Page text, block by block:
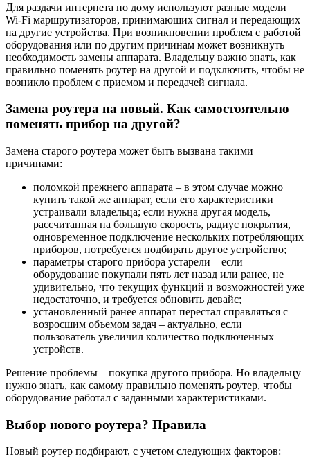
Для раздачи интернета по дому используют разные модели
Wi-Fi маршрутизаторов, принимающих сигнал и передающих
на другие устройства. При возникновении проблем с работой
оборудования или по другим причинам может возникнуть
необходимость замены аппарата. Владельцу важно знать, как
правильно поменять роутер на другой и подключить, чтобы не
возникло проблем с приемом и передачей сигнала.
Замена роутера на новый. Как самостоятельно
поменять прибор на другой?
Замена старого роутера может быть вызвана такими
причинами:
поломкой прежнего аппарата – в этом случае можно
купить такой же аппарат, если его характеристики
устраивали владельца; если нужна другая модель,
рассчитанная на большую скорость, радиус покрытия,
одновременное подключение нескольких потребляющих
приборов, потребуется подбирать другое устройство;
параметры старого прибора устарели – если
оборудование покупали пять лет назад или ранее, не
удивительно, что текущих функций и возможностей уже
недостаточно, и требуется обновить девайс;
установленный ранее аппарат перестал справляться с
возросшим объемом задач – актуально, если
пользователь увеличил количество подключенных
устройств.
Решение проблемы – покупка другого прибора. Но владельцу
нужно знать, как самому правильно поменять роутер, чтобы
оборудование работал с заданными характеристиками.
Выбор нового роутера? Правила
Новый роутер подбирают, с учетом следующих факторов: